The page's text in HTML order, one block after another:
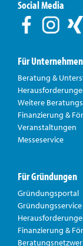
Social Media
Für Unternehmen
Beratung &
Weitere
Finanzierung &
Veranstaltungen
Messeservice
Für Gründungen
Gründungsportal
Gründungsservice
Finanzierung &